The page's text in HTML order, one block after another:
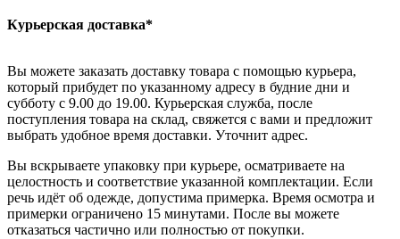
Курьерская доставка*
Вы можете заказать доставку товара с помощью курьера,
который прибудет по указанному адресу в будние дни и
субботу с 9.00 до 19.00. Курьерская служба, после
поступления товара на склад, свяжется с вами и предложит
выбрать удобное время доставки. Уточнит адрес.
Вы вскрываете упаковку при курьере, осматриваете на
целостность и соответствие указанной комплектации. Если
речь идёт об одежде, допустима примерка. Время осмотра и
примерки ограничено 15 минутами. После вы можете
отказаться частично или полностью от покупки.